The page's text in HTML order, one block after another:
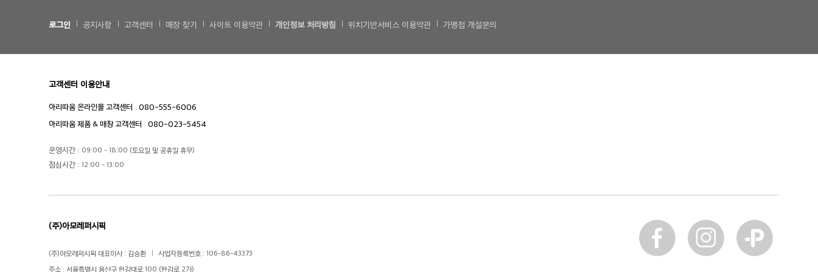
로그인 공지사항 고객센터 매장 찾기 사이트 이용약관 개인정보 처리방침 위치기반서비스 이용약관 가맹점 개설문의
고객센터 이용안내
아리따움 온라인몰 고객센터 080-555-6006
아리따움 제품 & 매장 고객센터 080-023-5454
운영시간 : 09:00 - 18:00 (토요일 및 공휴일 휴무)
점심시간 : 12:00 - 13:00
(주)아모레퍼시픽
(주)아모레퍼시픽 대표이사 : 김승환
사업자등록번호 : 106-86-43373
주소 : 서울특별시 용산구 한강대로 100 (한강로 2가)